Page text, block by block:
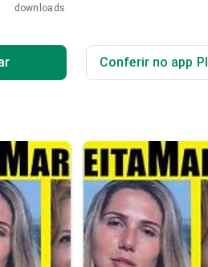
downloads
Conferir no app